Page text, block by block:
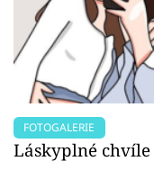
FOTOGALERIE
Láskyplné